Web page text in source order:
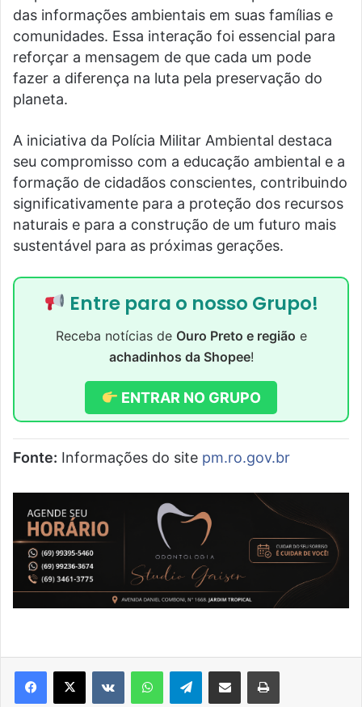
das informações ambientais em suas famílias e
comunidades. Essa interação foi essencial para
reforçar a mensagem de que cada um pode
fazer a diferença na luta pela preservação do
planeta.
A iniciativa da Polícia Militar Ambiental destaca
seu compromisso com a educação ambiental e a
formação de cidadãos conscientes, contribuindo
significativamente para a proteção dos recursos
naturais e para a construção de um futuro mais
sustentável para as próximas gerações.
Entre para o nosso Grupo!
Receba notícias de Ouro Preto e região e
achadinhos da Shopee!
ENTRAR NO GRUPO
Fonte: Informações do site pm.ro.gov.br
VK WhatsAppTelegramCompartilhar via e-mail Imprimir